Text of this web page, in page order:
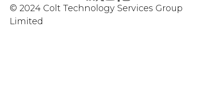
© 2024 Colt Technology Services Group
Limited